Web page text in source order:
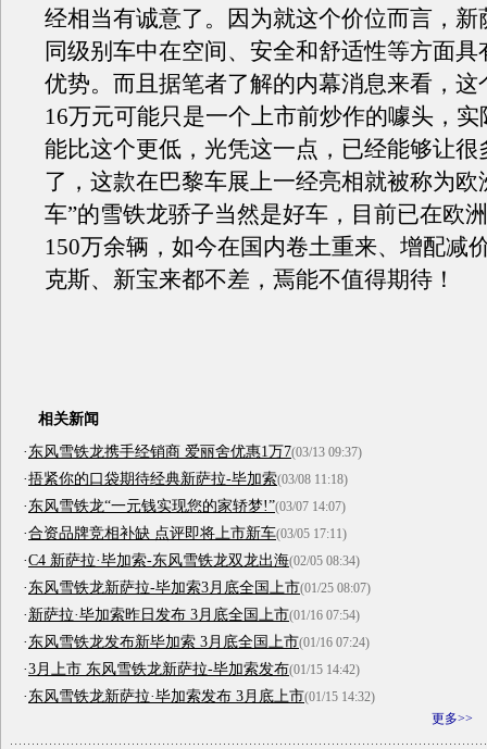
经相当有诚意了。因为就这个价位而言，新
同级别车中在空间、安全和舒适性等方面具
优势。而且据笔者了解的内幕消息来看，这
16万元可能只是一个上市前炒作的噱头，
能比这个更低，光凭这一点，已经能够让很
了，这款在巴黎车展上一经亮相就被称为欧
车”的雪铁龙骄子当然是好车，目前已在欧
150万余辆，如今在国内卷土重来、增配减
克斯、新宝来都不差，焉能不值得期待！
相关新闻
·东风雪铁龙携手经销商 爱丽舍优惠1万7(03/13 09:37)
·捂紧你的口袋期待经典新萨拉-毕加索(03/08 11:18)
·东风雪铁龙“一元钱实现您的家轿梦!”(03/07 14:07)
·合资品牌竞相补缺 点评即将上市新车(03/05 17:11)
·C4 新萨拉·毕加索-东风雪铁龙双龙出海(02/05 08:34)
·东风雪铁龙新萨拉-毕加索3月底全国上市(01/25 08:07)
·新萨拉·毕加索昨日发布 3月底全国上市(01/16 07:54)
·东风雪铁龙发布新毕加索 3月底全国上市(01/16 07:24)
·3月上市 东风雪铁龙新萨拉-毕加索发布(01/15 14:42)
·东风雪铁龙新萨拉·毕加索发布 3月底上市(01/15 14:32)
更多>>